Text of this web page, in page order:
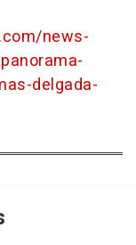
news-
delgada-